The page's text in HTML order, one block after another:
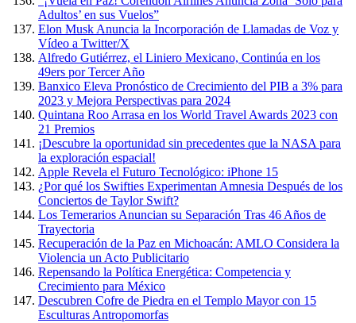
Adultos’ en sus Vuelos”
Elon Musk Anuncia la Incorporación de Llamadas de Voz y
Vídeo a Twitter/X
Alfredo Gutiérrez, el Liniero Mexicano, Continúa en los
49ers por Tercer Año
Banxico Eleva Pronóstico de Crecimiento del PIB a 3% para
2023 y Mejora Perspectivas para 2024
Quintana Roo Arrasa en los World Travel Awards 2023 con
21 Premios
¡Descubre la oportunidad sin precedentes que la NASA para
la exploración espacial!
Apple Revela el Futuro Tecnológico: iPhone 15
¿Por qué los Swifties Experimentan Amnesia Después de los
Conciertos de Taylor Swift?
Los Temerarios Anuncian su Separación Tras 46 Años de
Trayectoria
Recuperación de la Paz en Michoacán: AMLO Considera la
Violencia un Acto Publicitario
Repensando la Política Energética: Competencia y
Crecimiento para México
Descubren Cofre de Piedra en el Templo Mayor con 15
Esculturas Antropomorfas